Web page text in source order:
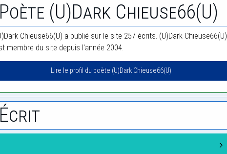
Poète (U)Dark Chieuse66(U)
Chieuse66(U) a publié sur le site 257 écrits. (U)Dark Chieuse66(U)
membre du site depuis l'année 2004.
Lire le profil du poète (U)Dark Chieuse66(U)